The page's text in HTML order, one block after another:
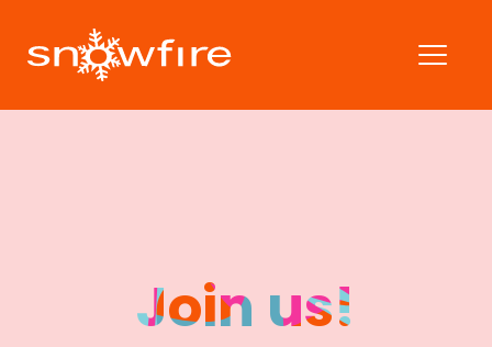
Join us!